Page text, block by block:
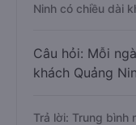
Ninh có chiều dài
Câu hỏi: Mỗi
khách Quảng
Trả lời: Trung bình